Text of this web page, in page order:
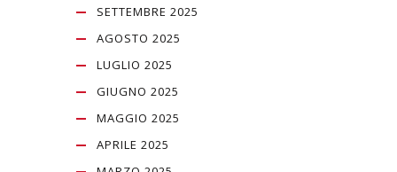
SETTEMBRE 2025
AGOSTO 2025
LUGLIO 2025
GIUGNO 2025
MAGGIO 2025
APRILE 2025